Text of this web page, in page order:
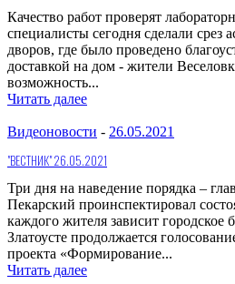
Качество работ проверят
специалисты сегодня сделали срез
дворов, где было проведено
доставкой на дом - жители
возможность...
Читать далее
Видеоновости - 26.05.2021
"ВЕСТНИК" 26.05.2021
Три дня на наведение порядка –
Пекарский проинспектировал
каждого жителя зависит городское
Златоусте продолжается
проекта «Формирование...
Читать далее